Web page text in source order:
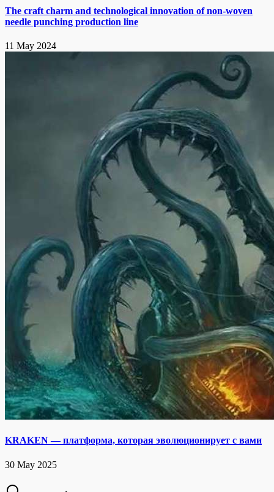
The craft charm and technological innovation of non-woven
needle punching production line
11 May 2024
KRAKEN — платформа, которая эволюционирует с вами
30 May 2025